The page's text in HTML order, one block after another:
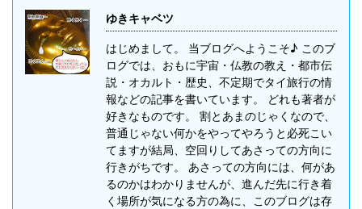
ゆきキャベツ
はじめまして。 当ブログへようこそ♪ このブ
ログでは、おもに宇宙・仏教の教え・都市伝
説・オカルト・歴史、不定期でタイ旅行の情
報などの記事を書いています。 どれも著者が
好きなものです。 割とあまのじゃくなので、
普通じゃない何かをやってやろうと必死こい
てますが結局、空回りしてあさっての方向に
行きがちです。 あさっての方向には、何があ
るのかはわかりませんが、進んだ先に行き着
く場所が気になる方の為に、このブログは存